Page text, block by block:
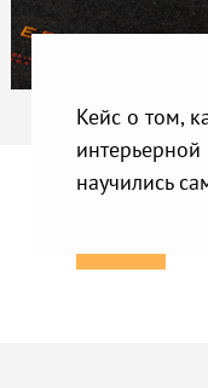
Кейс о том,
научились